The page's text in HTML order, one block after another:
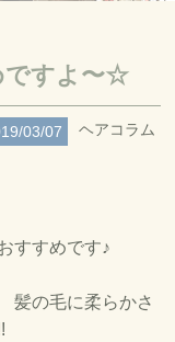
ですよ〜☆
03/07 ヘアコラム
すすめです♪
の毛に柔らかさ